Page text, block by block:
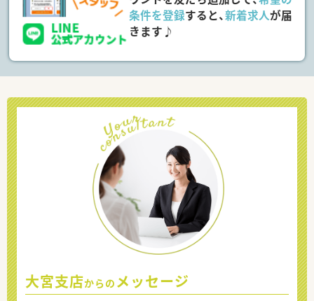
条件を登録すると、新着求人が届
きます♪
大宮支店からの メッセージ